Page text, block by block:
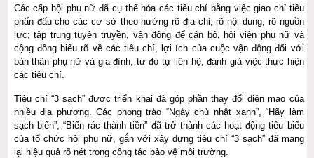
Các cấp hội phụ nữ đã cụ thể hóa các tiêu chí bằng việc giao chỉ tiêu
phấn đấu cho các cơ sở theo hướng rõ địa chỉ, rõ nội dung, rõ nguồn
lực; tập trung tuyên truyền, vận động để cán bộ, hội viên phụ nữ và
cộng đồng hiểu rõ về các tiêu chí, lợi ích của cuộc vận động đối với
bản thân phụ nữ và gia đình, từ đó tự liên hệ, đánh giá việc thực hiện
các tiêu chí.
Tiêu chí “3 sạch” được triển khai đã góp phần thay đổi diện mạo của
nhiều địa phương. Các phong trào “Ngày chủ nhật xanh”, “Hãy làm
sạch biển”, “Biến rác thành tiền” đã trở thành các hoạt động tiêu biểu
của tổ chức hội phụ nữ, gắn với xây dựng tiêu chí “3 sạch” đã mang
lại hiệu quả rõ nét trong công tác bảo vệ môi trường.